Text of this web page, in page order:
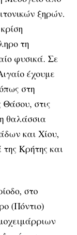
ξηρών.
τη
φυσικά. Σε
έχουμε
στη
Θάσου, στις
θαλάσσια
και Χίου,
Κρήτης και
στο
(Πόντιο)